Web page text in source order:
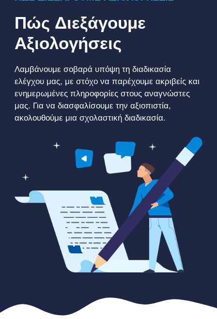
Πώς Διεξάγουμε
Αξιολογήσεις
Λαμβάνουμε σοβαρά υπόψη τη διαδικασία
ελέγχου μας, με στόχο να παρέχουμε ακριβείς και
ενημερωμένες πληροφορίες στους αναγνώστες
μας. Για να διασφαλίσουμε την αξιοπιστία,
ακολουθούμε μια σχολαστική διαδικασία.